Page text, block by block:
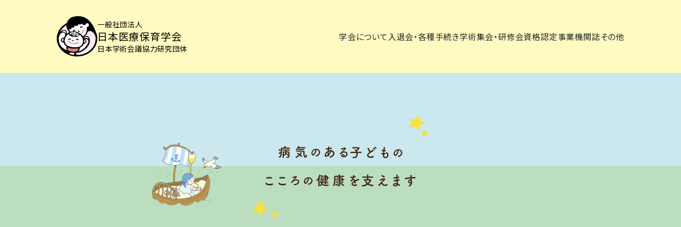
一般社団法人
日本医療保育学会
日本学術会議協力研究団体
学会について 入退会・各種手続き学術集会・研修会資格認定事業機関誌その他